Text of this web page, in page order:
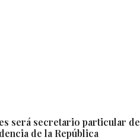
será secretario particular de
de la República